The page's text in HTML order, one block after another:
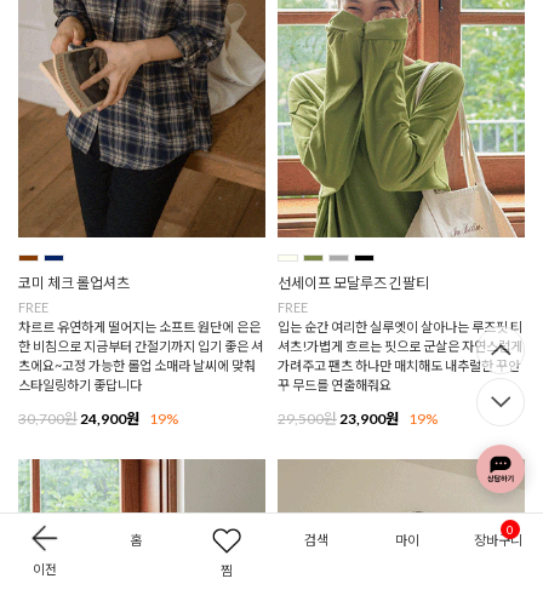
이전
홈
찜
검색 마이 장바구니
0
코미 체크 롤업셔츠
FREE
차르르 유연하게 떨어지는 소프트 원단에 은은
한 비침으로 지금부터 간절기까지 입기 좋은 셔
츠에요~고정 가능한 롤업 소매라 날씨에 맞춰
스타일링하기 좋답니다
30,700원 24,900원 19%
선세이프 모달루즈 긴팔티
FREE
입는 순간 여리한 실루엣이 살아나는 루즈핏 티
셔츠!가볍게 흐르는 핏으로 군살은 자연스럽게
가려주고 팬츠 하나만 매치해도 내추럴한 꾸안
꾸 무드를 연출해줘요
29,500원 23,900원 19%